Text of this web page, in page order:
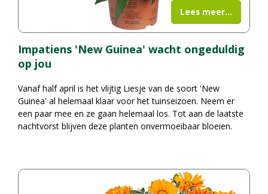
Impatiens 'New Guinea' wacht ongeduldig
op jou
Vanaf half april is het vlijtig Liesje van de soort 'New
Guinea' al helemaal klaar voor het tuinseizoen. Neem er
een paar mee en ze gaan helemaal los. Tot aan de laatste
nachtvorst blijven deze planten onvermoeibaar bloeien.
Lees meer...